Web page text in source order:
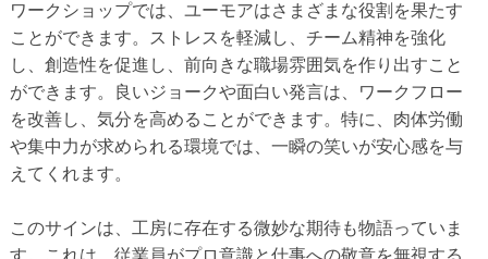
ワークショップでは、ユーモアはさまざまな役割を果たす
ことができます。ストレスを軽減し、チーム精神を強化
し、創造性を促進し、前向きな職場雰囲気を作り出すこと
ができます。良いジョークや面白い発言は、ワークフロー
を改善し、気分を高めることができます。特に、肉体労働
や集中力が求められる環境では、一瞬の笑いが安心感を与
えてくれます。
このサインは、工房に存在する微妙な期待も物語っていま
す。これは、従業員がプロ意識と仕事への敬意を無視する